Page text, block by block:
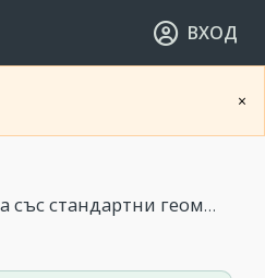
ВХОД
×
геометрични обекти